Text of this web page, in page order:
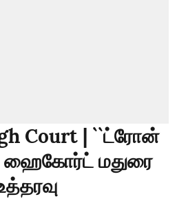
Court | ``ட்ரோன்
ஹைகோர்ட் மதுரை